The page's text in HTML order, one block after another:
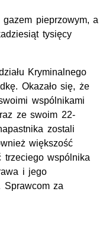
pieprzowym, a
tysięcy
Kryminalnego
Okazało się, że
wspólnikami
ze swoim 22-
zostali
większość
trzeciego wspólnika
i jego
Sprawcom za